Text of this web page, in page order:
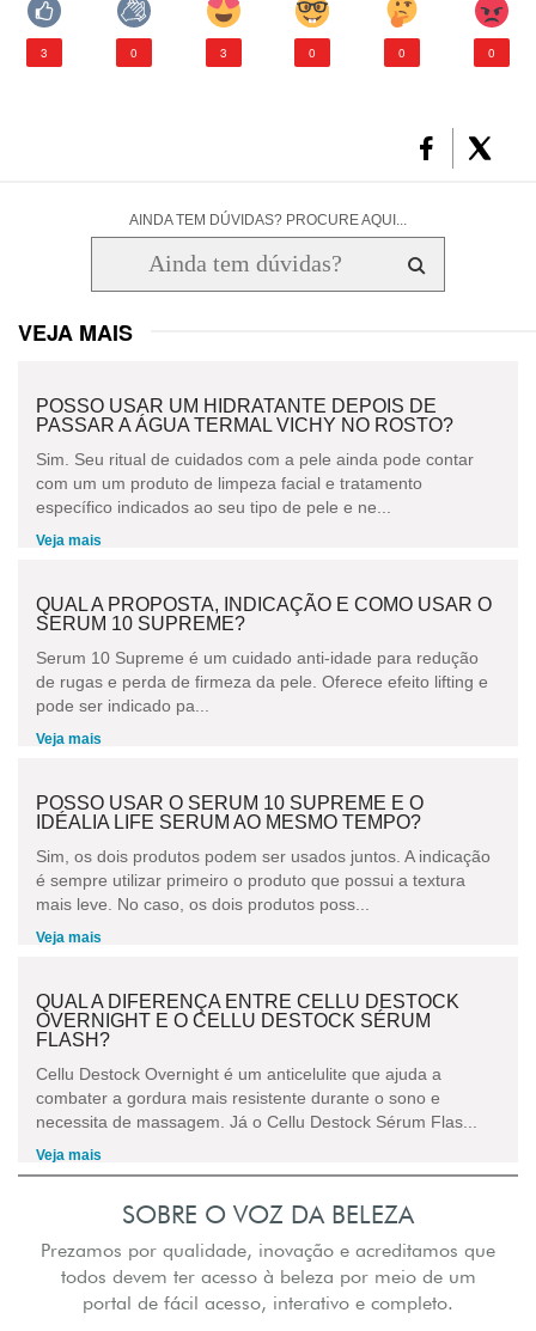
3 0 3 0 0 0
AINDA TEM DÚVIDAS? PROCURE AQUI...
VEJA MAIS
POSSO USAR UM HIDRATANTE DEPOIS DE
PASSAR A ÁGUA TERMAL VICHY NO ROSTO?
Sim. Seu ritual de cuidados com a pele ainda pode contar
com um um produto de limpeza facial e tratamento
específico indicados ao seu tipo de pele e ne...
Veja mais
QUAL A PROPOSTA, INDICAÇÃO E COMO USAR O
SERUM 10 SUPREME?
Serum 10 Supreme é um cuidado anti-idade para redução
de rugas e perda de firmeza da pele. Oferece efeito lifting e
pode ser indicado pa...
Veja mais
POSSO USAR O SERUM 10 SUPREME E O
IDÉALIA LIFE SERUM AO MESMO TEMPO?
Sim, os dois produtos podem ser usados juntos. A indicação
é sempre utilizar primeiro o produto que possui a textura
mais leve. No caso, os dois produtos poss...
Veja mais
QUAL A DIFERENÇA ENTRE CELLU DESTOCK
OVERNIGHT E O CELLU DESTOCK SÉRUM
FLASH?
Cellu Destock Overnight é um anticelulite que ajuda a
combater a gordura mais resistente durante o sono e
necessita de massagem. Já o Cellu Destock Sérum Flas...
Veja mais
SOBRE O VOZ DA BELEZA
Prezamos por qualidade, inovação e acreditamos que
todos devem ter acesso à beleza por meio de um
portal de fácil acesso, interativo e completo.